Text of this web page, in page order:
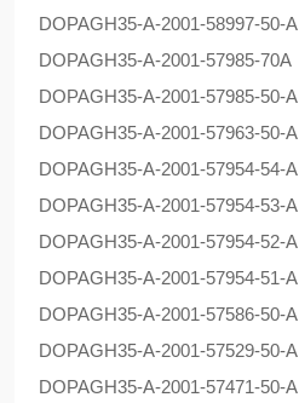
DOPAGH35-A-2001-58997-50-A
DOPAGH35-A-2001-57985-70A
DOPAGH35-A-2001-57985-50-A
DOPAGH35-A-2001-57963-50-A
DOPAGH35-A-2001-57954-54-A
DOPAGH35-A-2001-57954-53-A
DOPAGH35-A-2001-57954-52-A
DOPAGH35-A-2001-57954-51-A
DOPAGH35-A-2001-57586-50-A
DOPAGH35-A-2001-57529-50-A
DOPAGH35-A-2001-57471-50-A